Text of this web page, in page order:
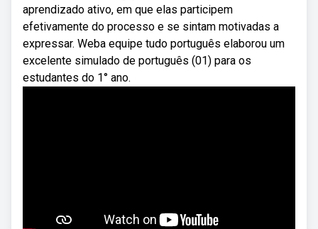
aprendizado ativo, em que elas participem
efetivamente do processo e se sintam motivadas a
expressar. Weba equipe tudo português elaborou um
excelente simulado de português (01) para os
estudantes do 1° ano.